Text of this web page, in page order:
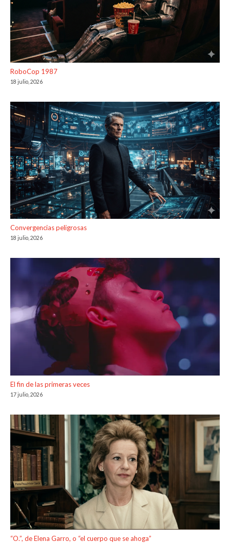
RoboCop 1987
18 julio, 2026
Convergencias peligrosas
18 julio, 2026
El fin de las primeras veces
17 julio, 2026
“O.”, de Elena Garro, o “el cuerpo que se ahoga”